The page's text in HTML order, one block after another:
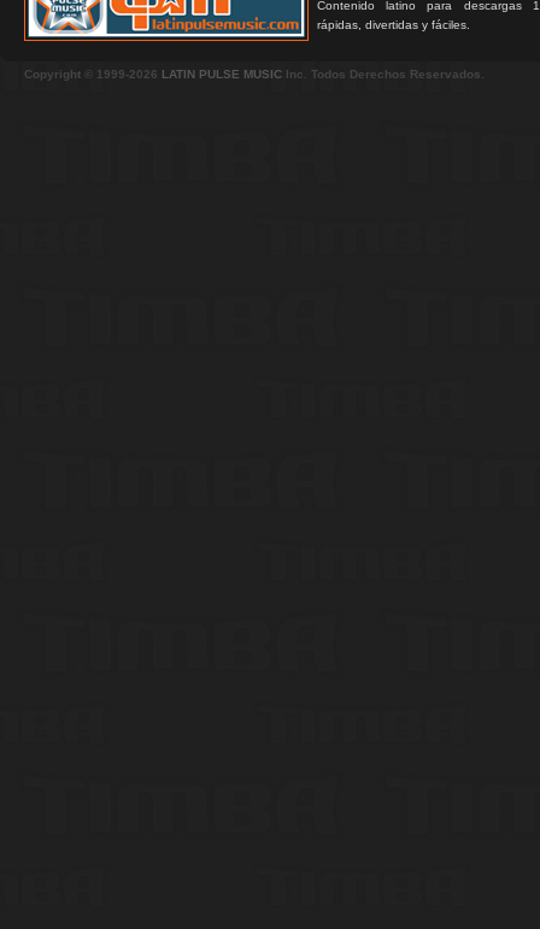
Contenido latino para descargas
rápidas, divertidas y fáciles.
Copyright © 1999-2026 LATIN PULSE MUSIC Inc. Todos Derechos Reservados.